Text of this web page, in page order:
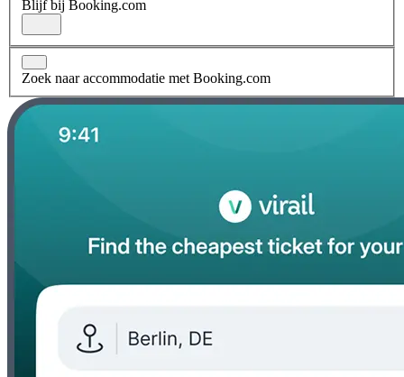
Blijf bij Booking.com
Zoek naar accommodatie met Booking.com